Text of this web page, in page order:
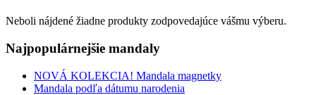
Neboli nájdené žiadne produkty zodpovedajúce vášmu výberu.
Najpopulárnejšie mandaly
NOVÁ KOLEKCIA! Mandala magnetky
Mandala podľa dátumu narodenia